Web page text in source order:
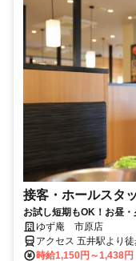
接客・ホールスタ
お試し短期もOK！お昼
のみ・平日のみＯＫ
ゆず庵 市原店
アクセス 五井駅より
時給1,150円～1,438円